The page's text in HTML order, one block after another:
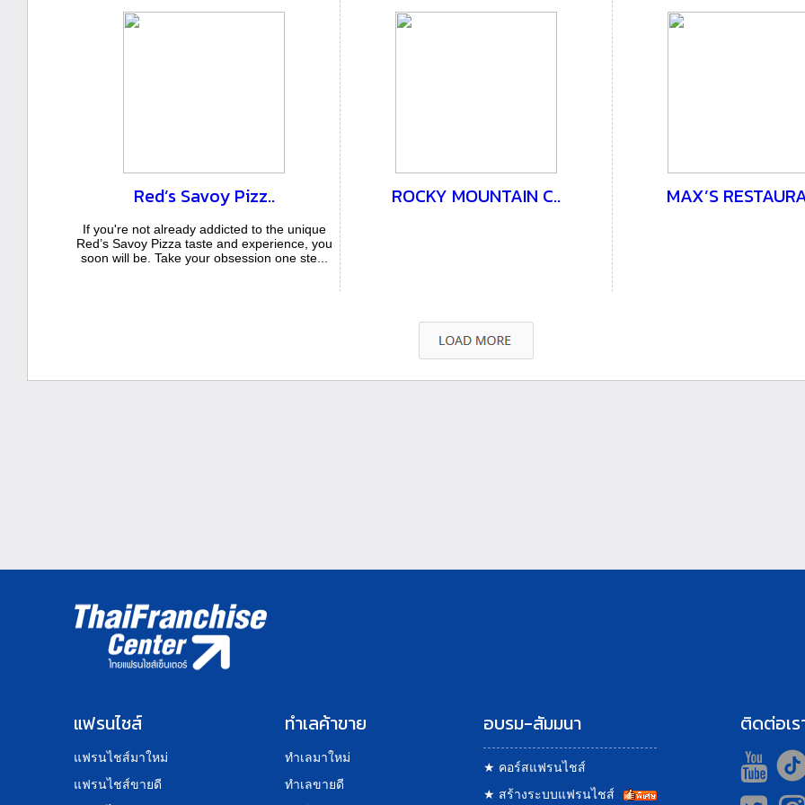
Red’s Savoy Pizz..
If you're not already addicted to the unique
Red’s Savoy Pizza taste and experience, you
soon will be. Take your obsession one ste...
ROCKY MOUNTAIN C.. MAX’S
แฟรนไชส์
แฟรนไชส์มาใหม่
แฟรนไชส์ขายดี
ทำเลค้าขาย
ทำเลมาใหม่
ทำเลขายดี
อบรม-สัมมนา
★ คอร์สแฟรนไชส์
★ สร้างระบบแฟรนไชส์
ติดต่อเร